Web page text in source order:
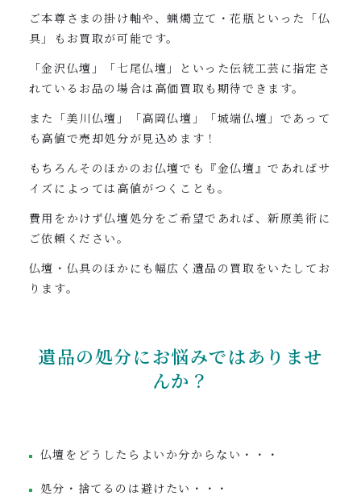
ご本尊さまの掛け軸や、蝋燭立て・花瓶といった「仏
具」もお買取が可能です。
「金沢仏壇」「七尾仏壇」といった伝統工芸に指定さ
れているお品の場合は高価買取も期待できます。
また「美川仏壇」「高岡仏壇」「城端仏壇」であって
も高値で売却処分が見込めます！
もちろんそのほかのお仏壇でも『金仏壇』であればサ
イズによっては高値がつくことも。
費用をかけず仏壇処分をご希望であれば、新原美術に
ご依頼ください。
仏壇・仏具のほかにも幅広く遺品の買取をいたしてお
ります。
遺品の処分にお悩みではありませ
んか？
仏壇をどうしたらよいか分からない・・・
処分・捨てるのは避けたい・・・